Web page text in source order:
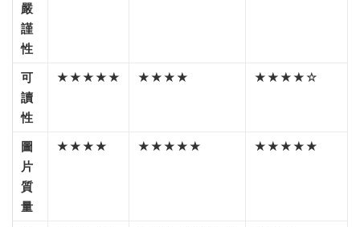
嚴
謹
性
可
讀
性
★★★★★ ★★★★ ★★★★☆
圖
片
質
量
★★★★ ★★★★★ ★★★★★